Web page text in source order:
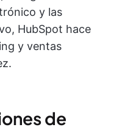
y las
HubSpot hace
y ventas
de